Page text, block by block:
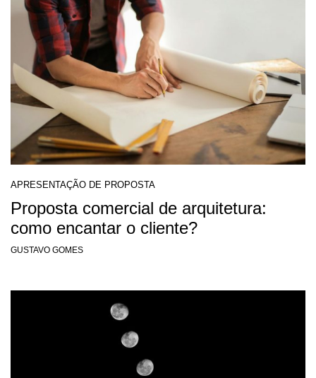
APRESENTAÇÃO DE PROPOSTA
Proposta comercial de arquitetura:
como encantar o cliente?
GUSTAVO GOMES